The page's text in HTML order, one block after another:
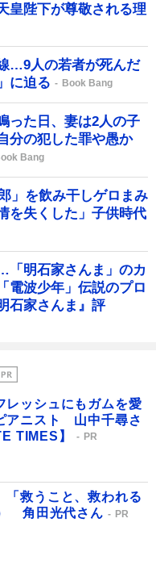
陛下が尊敬される理
…9人の若者が死んだ
に迫る
Book Bang
った日、妻は2人の子
分の犯した罪や愚か
Bang
」を飲み干しゲロまみ
を失くした」子供時代
「明石家さんま」のカ
波少年」伝説のプロ
石家さんま』評
レッシュにもガムを愛
アニスト 山中千尋さ
TIMES】
PR
「救うこと、救われる
角田光代さん
PR